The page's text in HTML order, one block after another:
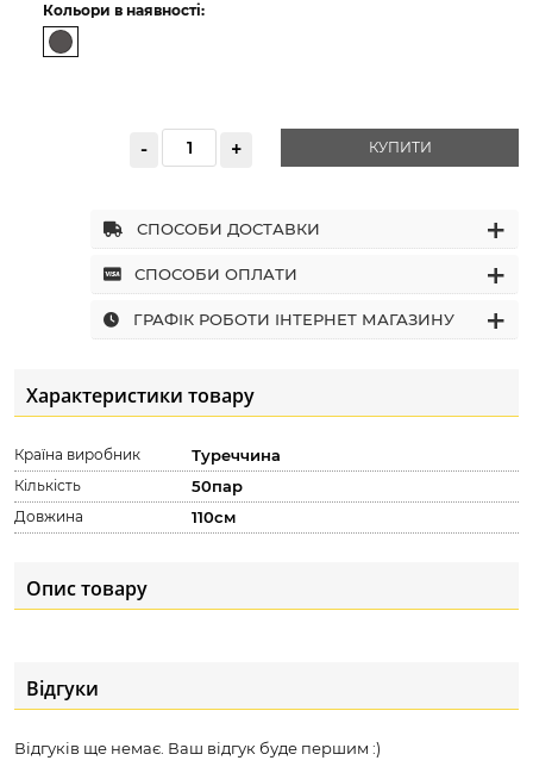
Кольори в наявності:
- + КУПИТИ
Характеристики товару
Країна виробник Туреччина
Кількість 50пар
Довжина 110см
СПОСОБИ ДОСТАВКИ +
СПОСОБИ ОПЛАТИ +
ГРАФІК РОБОТИ ІНТЕРНЕТ МАГАЗИНУ +
Опис товару
Відгуки
Відгуків ще немає. Ваш відгук буде першим :)